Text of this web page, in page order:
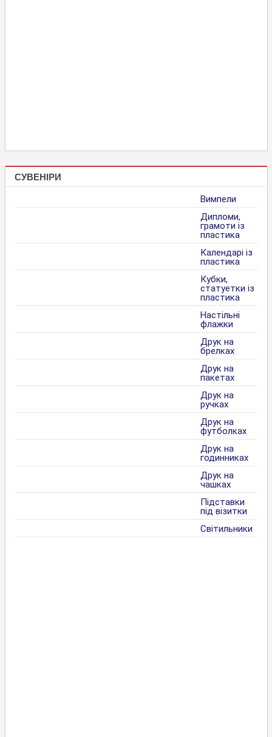
СУВЕНІРИ
Вимпели
Дипломи,
грамоти із
пластика
Календарі із
пластика
Кубки,
статуетки із
пластика
Настільні
флажки
Друк на
брелках
Друк на
пакетах
Друк на
ручках
Друк на
футболках
Друк на
годинниках
Друк на
чашках
Підставки
під візитки
Світильники